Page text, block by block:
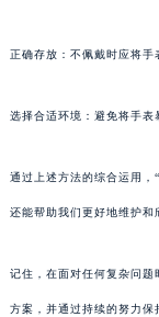
正确存放：不佩戴时应将手
选择合适环境：避免将手表
通过上述方法的综合运用，
还能帮助我们更好地维护和
记住，在面对任何复杂问题
方案，并通过持续的努力